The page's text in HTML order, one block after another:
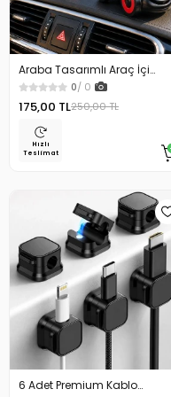
Araba Tasarımlı Araç İçi
Telefon Tutucu 360 Dönebilen
Ayarlı
0/ 0
175,00 TL250,00 TL
Hızlı
Teslimat
6 Adet Premium Kablo